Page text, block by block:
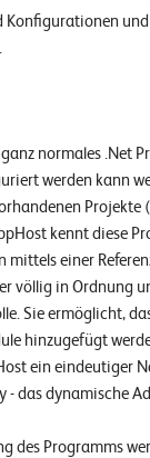
2
L
e
u
c
h
t
e
r
I
S
Konfigurationen
normales .Net
werden kann
Projekte
kennt diese
mittels einer
völlig in Ordnung
Sie ermöglicht,
hinzugefügt
ein eindeutiger
- das dynamische
des Programms